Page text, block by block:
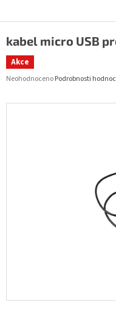
kabel micro USB
Akce
Průměrné
NeohodnocenoPodrobnosti